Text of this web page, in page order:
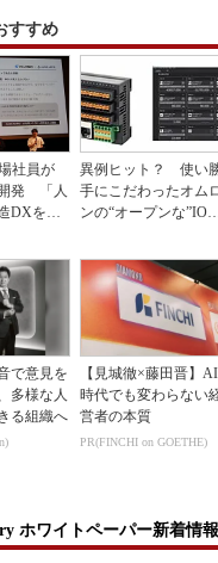
すすめ
社員が
発 「人
DXを自
異例ヒット？ 使い
手にこだわったオム
ンの“オープンな”IO-
で意見を
多様な人
る組織へ
【見城徹×藤田晋】AI
時代でも変わらない
営者の本質
PR(FINCHI on GOETHE)
ホワイトペーパー新着情報